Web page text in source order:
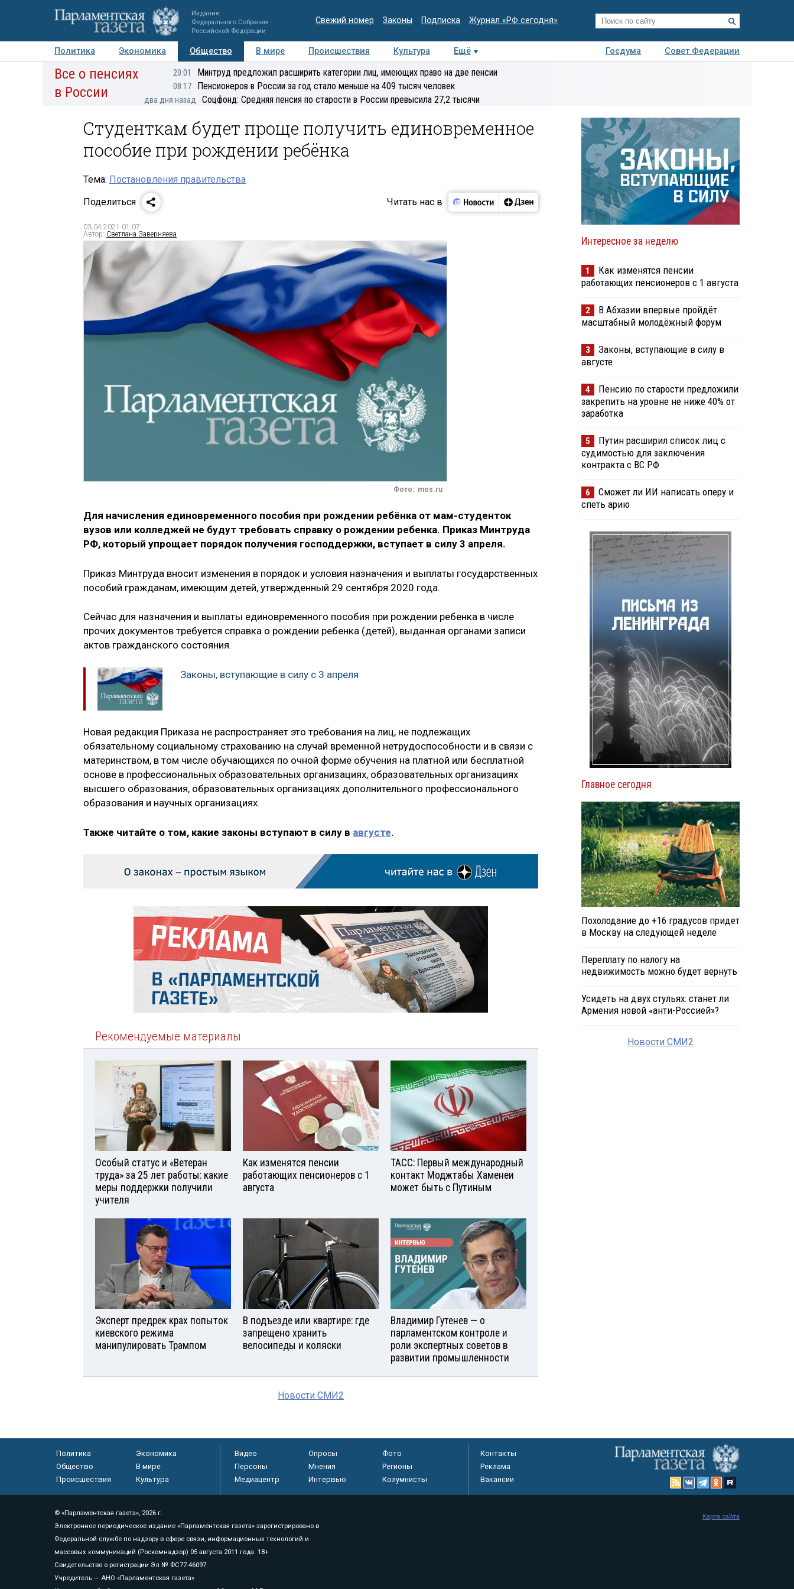
Издание
Федерального Собрания
Российской Федерации
Свежий номер Законы Подписка Журнал «РФ сегодня»
Политика Экономика Общество В мире Происшествия Культура Ещё Госдума
Совет Федерации
Авторы Персоны Мнения Регионы Медиацентр Интервью Колумнисты
Деловая
Все о пенсиях
в России
20:01 Минтруд предложил расширить категории лиц, имеющих право на две пенсии
08:17 Пенсионеров в России за год стало меньше на 409 тысяч человек
два дня назад Соцфонд: Средняя пенсия по старости в России превысила 27,2 тысячи
Студенткам будет проще получить единовременное
пособие при рождении ребёнка
Тема: Постановления правительства
Поделиться
Читать нас в
03.04.2021 01:07
Автор: Светлана Заверняева
Фото: mos.ru
Для начисления единовременного пособия при рождении ребёнка от мам-студенток
вузов или колледжей не будут требовать справку о рождении ребенка. Приказ Минтруда
РФ, который упрощает порядок получения господдержки, вступает в силу 3 апреля.
Приказ Минтруда вносит изменения в порядок и условия назначения и выплаты государственных
пособий гражданам, имеющим детей, утвержденный 29 сентября 2020 года.
Сейчас для назначения и выплаты единовременного пособия при рождении ребенка в числе
прочих документов требуется справка о рождении ребенка (детей), выданная органами записи
актов гражданского состояния.
Законы, вступающие в силу с 3 апреля
Новая редакция Приказа не распространяет это требования на лиц, не подлежащих
обязательному социальному страхованию на случай временной нетрудоспособности и в связи с
материнством, в том числе обучающихся по очной форме обучения на платной или бесплатной
основе в профессиональных образовательных организациях, образовательных организациях
высшего образования, образовательных организациях дополнительного профессионального
образования и научных организациях.
Также читайте о том, какие законы вступают в силу в августе.
Рекомендуемые материалы
Особый статус и «Ветеран
труда» за 25 лет работы: какие
меры поддержки получили
учителя
Как изменятся пенсии
работающих пенсионеров с 1
августа
ТАСС: Первый международный
контакт Моджтабы Хаменеи
может быть с Путиным
Эксперт предрек крах попыток
киевского режима
манипулировать Трампом
В подъезде или квартире: где
запрещено хранить
велосипеды и коляски
Владимир Гутенев — о
парламентском контроле и
роли экспертных советов в
развитии промышленности
Новости СМИ2
Интересное за неделю
1
Как изменятся пенсии
работающих пенсионеров с 1 августа
2
В Абхазии впервые пройдёт
масштабный молодёжный форум
3
Законы, вступающие в силу в
августе
4
Пенсию по старости предложили
закрепить на уровне не ниже 40% от
заработка
5
Путин расширил список лиц с
судимостью для заключения
контракта с ВС РФ
6
Сможет ли ИИ написать оперу и
спеть арию
Главное сегодня
Похолодание до +16 градусов придет
в Москву на следующей неделе
Переплату по налогу на
недвижимость можно будет вернуть
Усидеть на двух стульях: станет ли
Армения новой «анти-Россией»?
Новости СМИ2
Политика
Экономика
Общество
В мире
Происшествия
Культура
Видео Опросы
Фото
Персоны
Мнения
Регионы
Медиацентр
Интервью Колумнисты
Контакты
Реклама
Вакансии
© «Парламентская газета», 2026 г.
Электронное периодическое издание «Парламентская газета» зарегистрировано в
Федеральной службе по надзору в сфере связи, информационных технологий и
массовых коммуникаций (Роскомнадзор) 05 августа 2011 года. 18+
Свидетельство о регистрации Эл № ФС77-46097
Учредитель — АНО «Парламентская газета»
Карта сайта